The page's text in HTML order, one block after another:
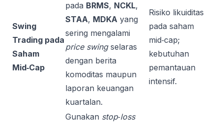
Swing
Trading pada
Saham
Mid‑Cap
pada BRMS, NCKL,
STAA, MDKA yang
sering mengalami
price swingselaras
dengan berita
komoditas maupun
laporan keuangan
kuartalan.
Risiko likuiditas
pada saham
mid‑cap;
kebutuhan
pemantauan
intensif.
Gunakan stop‑loss